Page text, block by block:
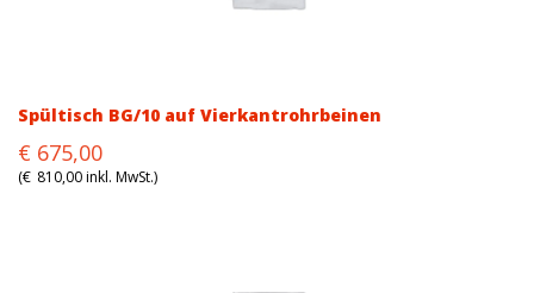
Spültisch BG/10 auf Vierkantrohrbeinen
Original
price
€ 675,00
price
(€ 810,00inkl. MwSt.)